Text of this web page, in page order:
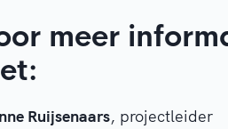
meer
Ruijsenaars, projectleider